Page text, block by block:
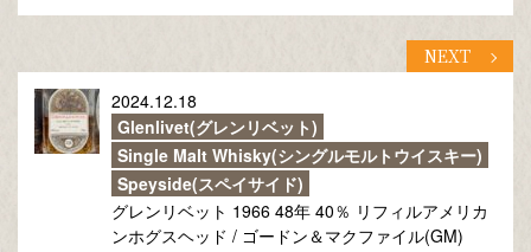
NEXT
2024.12.18
Glenlivet(グレンリベット)
Single Malt Whisky(シングルモルトウイスキー)
Speyside(スペイサイド)
グレンリベット 1966 48年 40％ リフィルアメリカ
ンホグスヘッド / ゴードン＆マクファイル(GM)